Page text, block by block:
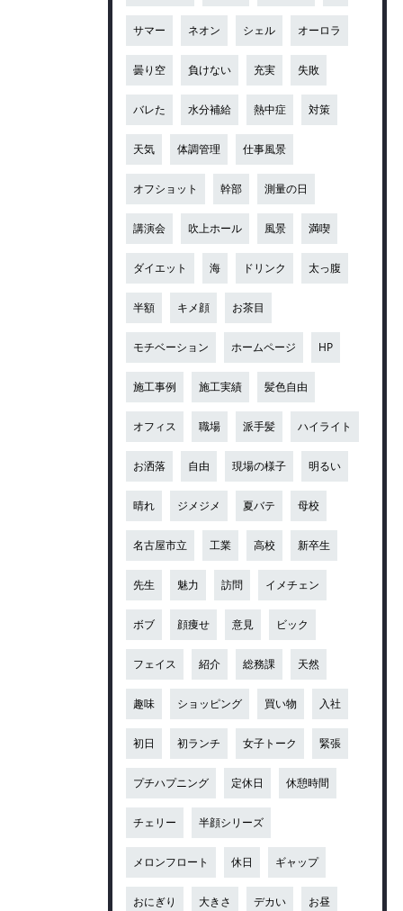
サマー ネオン シェル オーロラ
曇り空 負けない 充実 失敗
バレた 水分補給 熱中症 対策
天気 体調管理 仕事風景
オフショット 幹部 測量の日
講演会 吹上ホール 風景 満喫
ダイエット 海 ドリンク 太っ腹
半額 キメ顔 お茶目
モチベーション ホームページ HP
施工事例 施工実績 髪色自由
オフィス 職場 派手髪 ハイライト
お洒落 自由 現場の様子 明るい
晴れ ジメジメ 夏バテ 母校
名古屋市立 工業 高校 新卒生
先生 魅力 訪問 イメチェン
ボブ 顔痩せ 意見 ビック
フェイス 紹介 総務課 天然
趣味 ショッピング 買い物 入社
初日 初ランチ 女子トーク 緊張
プチハプニング 定休日 休憩時間
チェリー 半顔シリーズ
メロンフロート 休日 ギャップ
おにぎり 大きさ デカい お昼